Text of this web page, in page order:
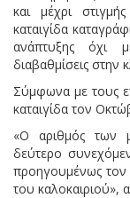
και μέχρι
καταιγίδα
ανάπτυξης όχι
διαβαθμίσεις στην
Σύμφωνα με τους
καταιγίδα τον
«Ο αριθμός των
δεύτερο
προηγουμένως τον
του καλοκαιριού»,